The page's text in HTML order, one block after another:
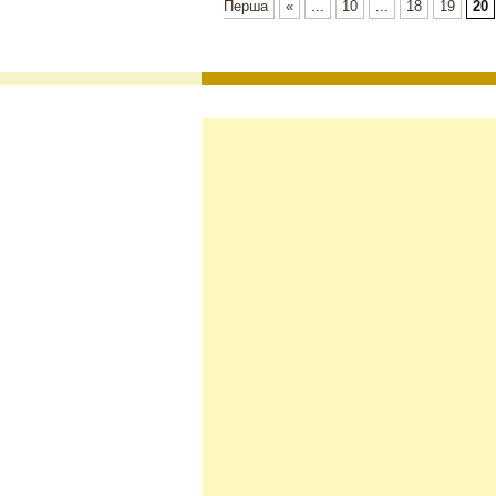
Перша
« ... 10 ... 18 19 20